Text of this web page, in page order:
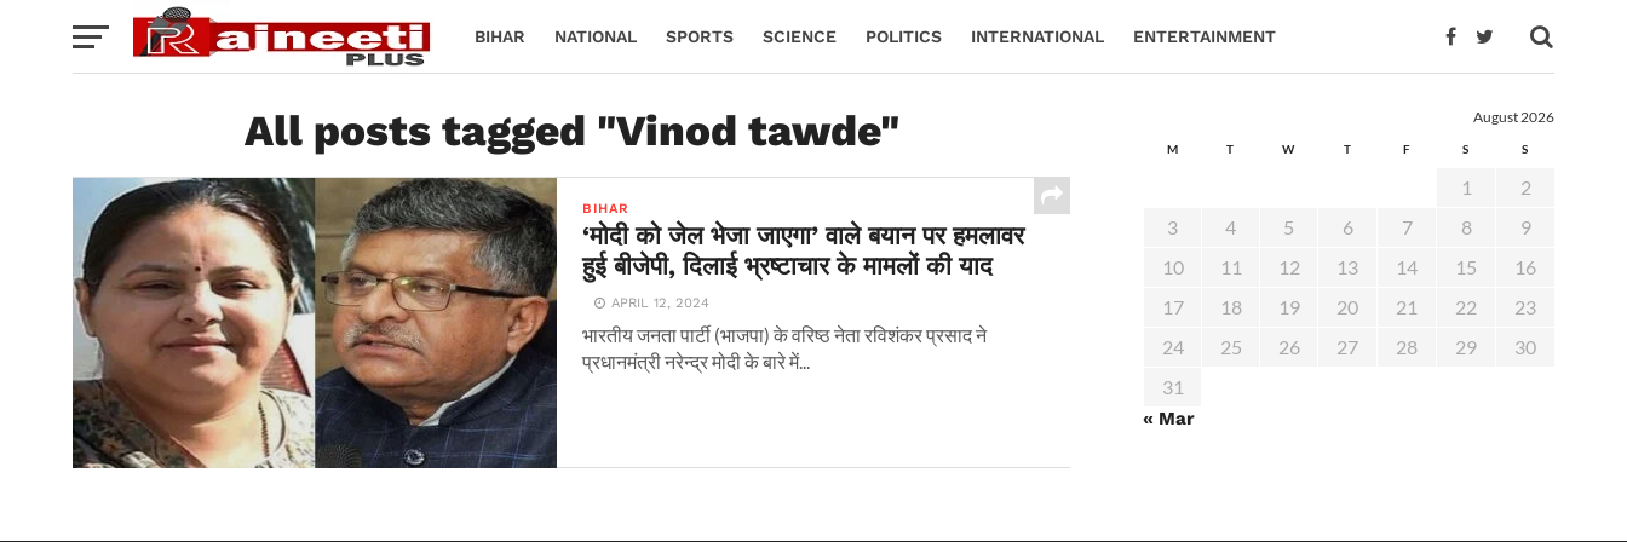
BIHAR NATIONAL SPORTS SCIENCE POLITICS INTERNATIONAL ENTERTAINMENT
All posts tagged "Vinod tawde"
BIHAR
‘मोदी को जेल भेजा जाएगा’ वाले बयान पर हमलावर
हुई बीजेपी, दिलाई भ्रष्टाचार के मामलों की याद
APRIL 12, 2024
भारतीय जनता पार्टी (भाजपा) के वरिष्ठ नेता रविशंकर प्रसाद ने
प्रधानमंत्री नरेन्द्र मोदी के बारे में...
August 2026
M T W T F S S
1
2
3
4 5 6 7 8
9
10
11 12 13 14 15
16
17
18 19 20 21 22
23
24
25 26 27 28 29
30
31
« Mar